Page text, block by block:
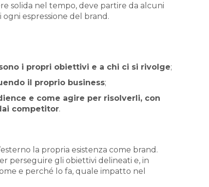
solida nel tempo, deve partire da alcuni
espressione del brand.
i propri obiettivi e a chi ci si rivolge;
il proprio business;
e come agire per risolverli, con
competitor.
la propria esistenza come brand.
perseguire gli obiettivi delineati e, in
e perché lo fa, quale impatto nel